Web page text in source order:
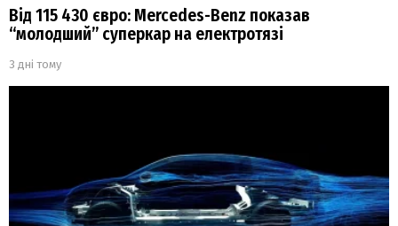
Від 115 430 євро: Mercedes-Benz показав
“молодший” суперкар на електротязі
3 дні тому